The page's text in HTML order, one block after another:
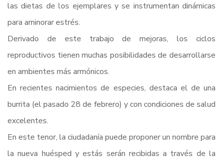
las dietas de los ejemplares y se instrumentan dinámicas
para aminorar estrés.
Derivado de este trabajo de mejoras, los ciclos
reproductivos tienen muchas posibilidades de desarrollarse
en ambientes más armónicos.
En recientes nacimientos de especies, destaca el de una
burrita (el pasado 28 de febrero) y con condiciones de salud
excelentes.
En este tenor, la ciudadanía puede proponer un nombre para
la nueva huésped y estás serán recibidas a través de la